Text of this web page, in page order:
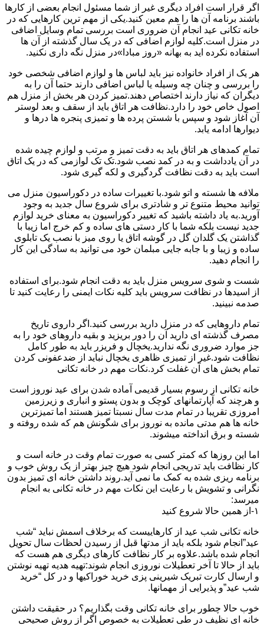
اگر قرار است افراد دیگری غیر از شما مسئول انجام بعضی از کارها
باشند برنامه آن ها را هم معین کنید.یکی از مهم ترین کارهایی که در
خانه تکانی عید انجام آن ضروری است بررسی تمام وسایل اضافی
در منزل است.کلیه لوازم اضافی که در یک سال گذشته از آن ها
استفاده نکرده اید به بهانه «روز مبادا»در منزل نگه داری نکنید.
هر یک از افراد خانواده نیز باید لباس ها و لوازم اضافی شخصی خود
را بررسی و چنان چه وسیله یا لباس اضافی دارند حتما آن را به
دیگران که نیاز دارند اختصاص دهند.تمیز کردن هر بخش از منزل هم
اصول خاص خود را دارد.نظافت هر اتاق باید از سقف و بعد لوستر
آن آغاز شود و سپس با شستن پرده ها و تمیزی پنجره ها درها و
دیوارها ادامه یابد.
تمام کمدهای هر اتاق باید به دقت تمیز و مرتب و لوازم چیده شده
در آن یادداشت و به در کمد نصب شود.تک تک لوازمی که در یک اتاق
است باید به دقت نظافت گردگیری و لکه گیری شود.
ملافه ها شسته و اتو شود.با تغییرات ساده در دکوراسیون منزل می
توانید محیط متنوع تر و شادتری برای شروع سال جدید به وجود
آورید.به یاد داشته باشید که تغییر دکوراسیون به معنای خرید لوازم
جدید نیست بلکه شما با کار دستی های ساده و کم خرج اما زیبا با
گذاشتن یک گلدان گل در گوشه اتاق یا روی میز با نصب یک تابلوی
ساده و زیبا و با جابه جایی مبلمان خود می توانید به سادگی این کار
را انجام دهید.
شست و شوی سرویس منزل باید به دقت انجام شود.برای استفاده
از اسیدها در نظافت سرویس باید کلیه نکات ایمنی را رعایت کنید تا
صدمه نبینید.
تمام داروهایی که در منزل دارید بررسی کنید.اگر داروی تاریخ
مصرف گذشته ای دارید آن را دور بریزید و بقیه داروهای خود را به
جز موارد ضروری نگه ندارید.یخچال و فریزر باید به طور کامل
نظافت شود.غیر از تمیزی ظاهری یخچال نباید از ضدعفونی کردن
تمام بخش های آن غفلت کرد.نکات مهم در خانه تکانی
خانه تکانی از رسوم بسیار قدیمی آماده شدن برای عید نوروز است
و هرچند که آپارتمانهای کوچک و بدون پستو و انباری و زیرزمین
امروزی تقریبا در تمام مدت سال نسبتا تمیز هستند اما تمیزترین
خانه ها هم مدتی مانده به نوروز برای شگونش هم که شده روفته و
شسته و برق انداخته میشوند.
اما این روزها که کمتر کسی به صورت تمام وقت در خانه است و
کار نظافت باید تدریجی انجام شود هیچ چیز بهتر از یک روش خوب و
برنامه ریزی شده به کمک ما نمی آید.روند داشتن خانه ای تمیز بدون
نگرانی و تشویش با رعایت این نکات مهم در خانه تکانی به انجام
میرسد:
۱-از همین حالا شروع کنید
خانه تکانی شب عید از کارهاییست که برخلاف اسمش نباید “شب
عید”انجام شود بلکه باید از مدتها قبل از رسیدن لحظات سال تحویل
انجام شده باشد.علاوه بر کار نظافت کارهای دیگری هم هست که
باید از حالا تا آخر تعطیلات نوروزی انجام شوند:تهیه هدیه تهیه نوشتن
و ارسال کارت تبریک شیرینی پزی خرید خوراکیها و در کل “خرید
شب عید”و پذیرایی از مهمانها.
خوب حالا چطور برای خانه تکانی وقت بگذاریم؟ در حقیقت داشتن
خانه ای نظیف در طی تعطیلات به خصوص اگر از روش صحیحی